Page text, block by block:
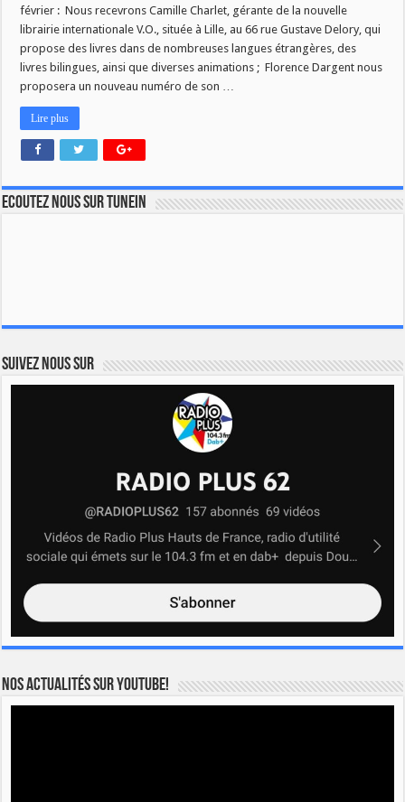
février : Nous recevrons Camille Charlet, gérante de la nouvelle
librairie internationale V.O., située à Lille, au 66 rue Gustave Delory, qui
propose des livres dans de nombreuses langues étrangères, des
livres bilingues, ainsi que diverses animations ; Florence Dargent nous
proposera un nouveau numéro de son …
Lire plus
Ecoutez nous sur TuneIn
Suivez nous sur
Nos actualités sur YOUTUBE!